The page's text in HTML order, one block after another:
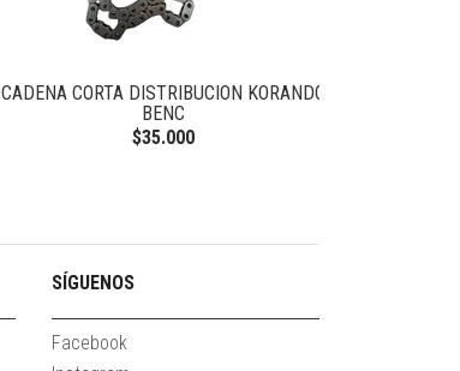
CADENA CORTA DISTRIBUCION KORANDO
BENC
$35.000
SÍGUENOS
Facebook